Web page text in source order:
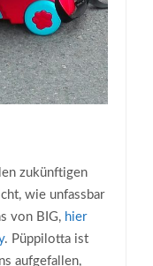
zukünftigen
wie unfassbar
von BIG, hier
. Püppilotta ist
aufgefallen,